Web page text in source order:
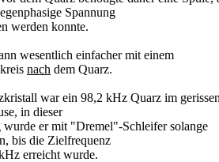
Spannung
werden konnte.
wesentlich einfacher mit einem
nach dem Quarz.
war ein 98,2 kHz Quarz im
in dieser
wurde er mit "Dremel"-Schleifer solange
bis die Zielfrequenz
erreicht wurde.